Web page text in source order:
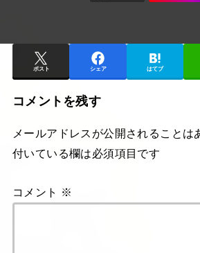
ポスト シェア はてブ
コメントを残す
メールアドレスが公開されることは
付いている欄は必須項目です
コメント ※